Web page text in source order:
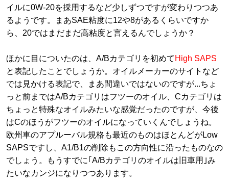
イルに0W-20を採用するなど少しずつですが変わりつつあ
るようです。まあSAE粘度に12や8があるくらいですか
ら、20ではまだまだ高粘度と言えるんでしょうか？
ほかに目についたのは、A/Bカテゴリを初めて High SAPS
と表記したことでしょうか。オイルメーカーのサイトなど
では見かける表記で、まあ間違いではないのですが...ちょ
っと前まではA/Bカテゴリはフツーのオイル、Cカテゴリは
ちょっと特殊なオイルみたいな感覚だったのですが、今後
はCのほうがフツーのオイルになっていくんでしょうね。
欧州車のアプルーバル規格も最近のものはほとんどがLow
SAPSですし、A1/B1の削除もこの方向性に沿ったものなの
でしょう。もうすでに｢A/Bカテゴリのオイルは旧車用｣み
たいなカンジになりつつあります。